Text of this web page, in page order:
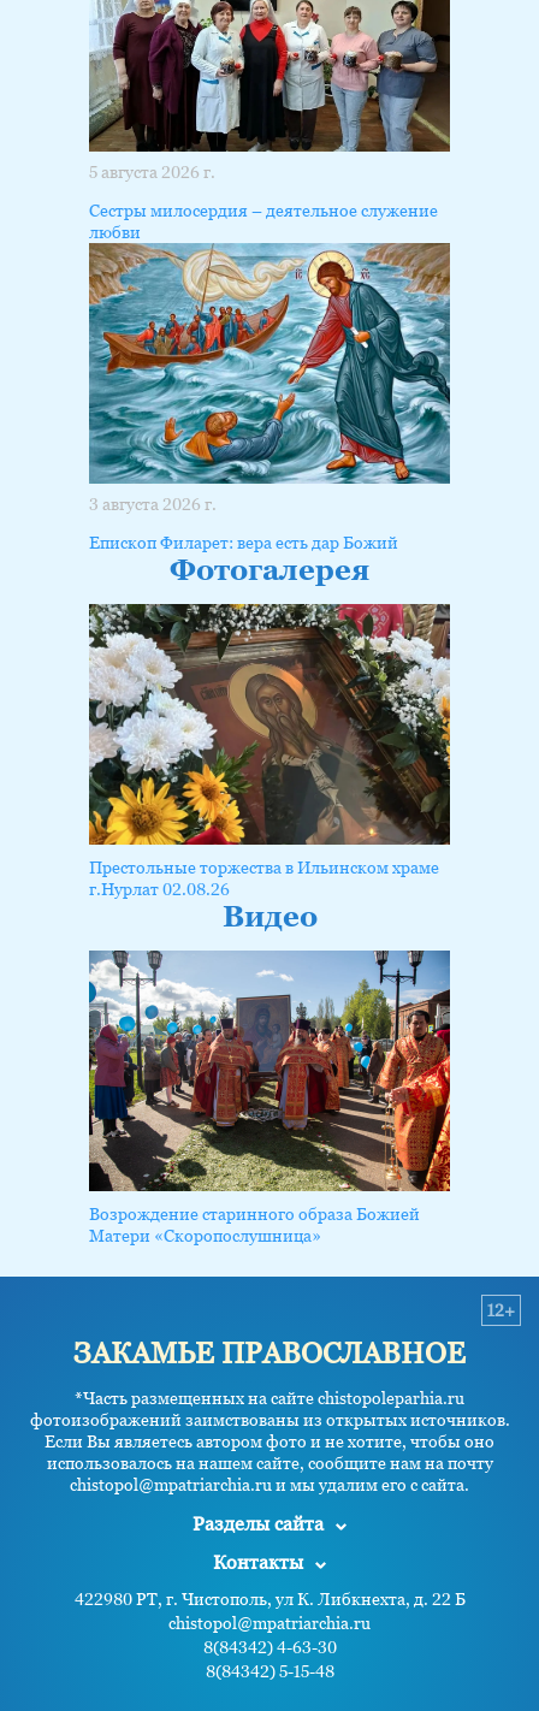
5 августа 2026 г.
Сестры милосердия – деятельное служение
любви
3 августа 2026 г.
Епископ Филарет: вера есть дар Божий
Фотогалерея
Престольные торжества в Ильинском храме
г.Нурлат 02.08.26
Видео
Возрождение старинного образа Божией
Матери «Скоропослушница»
ЗАКАМЬЕ ПРАВОСЛАВНОЕ
*Часть размещенных на сайте chistopoleparhia.ru
фотоизображений заимствованы из открытых источников.
Если Вы являетесь автором фото и не хотите, чтобы оно
использовалось на нашем сайте, сообщите нам на почту
chistopol@mpatriarchia.ru и мы удалим его с сайта.
12+
Разделы сайта
Контакты
422980 РТ, г. Чистополь, ул К. Либкнехта, д. 22 Б
chistopol@mpatriarchia.ru
8(84342) 4-63-30
8(84342) 5-15-48